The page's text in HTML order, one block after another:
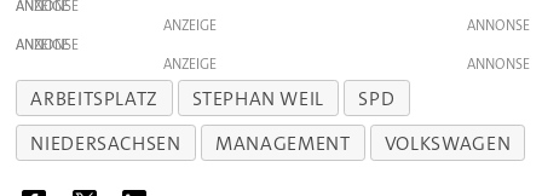
ANZEIGE
ANZEIGE
ANZEIGE
ANZEIGE
ARBEITSPLATZ STEPHAN WEIL
SPD
NIEDERSACHSEN
MANAGEMENT VOLKSWAGEN